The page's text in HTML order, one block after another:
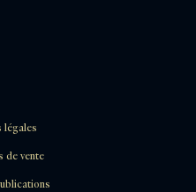
légales
de vente